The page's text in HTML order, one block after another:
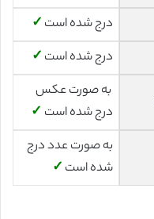
درج شده است ✓
درج شده است ✓
به صورت عکس
درج شده است ✓
به صورت عدد درج
شده است ✓